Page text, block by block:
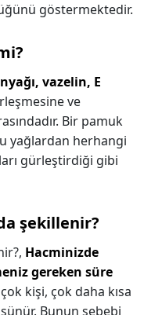
göstermektedir.
vazelin, E
ve
Bir pamuk
yağlardan herhangi
gürleştirdiği gibi
şekillenir?
Hacminizde
gereken süre
kişi, çok daha kısa
Bunun sebebi